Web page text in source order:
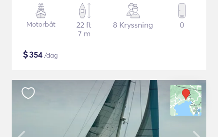
Motorbåt
22 ft
7 m
8 Kryssning 0
$354/dag